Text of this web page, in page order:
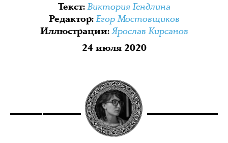
Текст:Виктория Гендлина
Редактор:Егор Мостовщиков
Иллюстрации:Ярослав Кирсанов
24 июля 2020